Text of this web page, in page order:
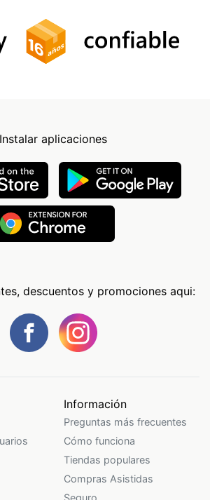
Instalar aplicaciones
descuentos y promociones aqui:
Información
Preguntas más frecuentes
Cómo funciona
Tiendas populares
Compras Asistidas